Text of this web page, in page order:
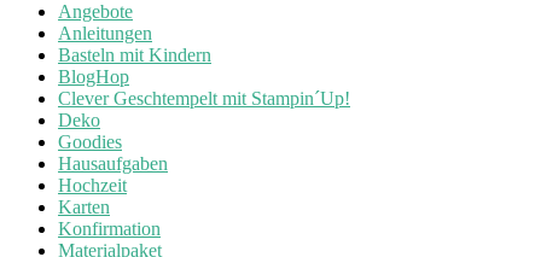
Angebote
Anleitungen
Basteln mit Kindern
BlogHop
Clever Geschtempelt mit Stampin´Up!
Deko
Goodies
Hausaufgaben
Hochzeit
Karten
Konfirmation
Materialpaket